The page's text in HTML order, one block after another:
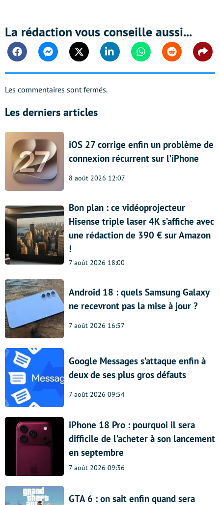
La rédaction vous conseille aussi...
FacebookMessengerTwitter Linkedin WhatsappReddit
Les commentaires sont fermés.
Les derniers articles
iOS 27 corrige enfin un problème de
connexion récurrent sur l’iPhone
8 août 2026 12:07
Bon plan : ce vidéoprojecteur
Hisense triple laser 4K s’affiche avec
une rédaction de 390 € sur Amazon
!
7 août 2026 18:00
Android 18 : quels Samsung Galaxy
ne recevront pas la mise à jour ?
7 août 2026 16:57
Google Messages s’attaque enfin à
deux de ses plus gros défauts
7 août 2026 09:54
iPhone 18 Pro : pourquoi il sera
difficile de l’acheter à son lancement
en septembre
7 août 2026 09:36
GTA 6 : on sait enfin quand sera